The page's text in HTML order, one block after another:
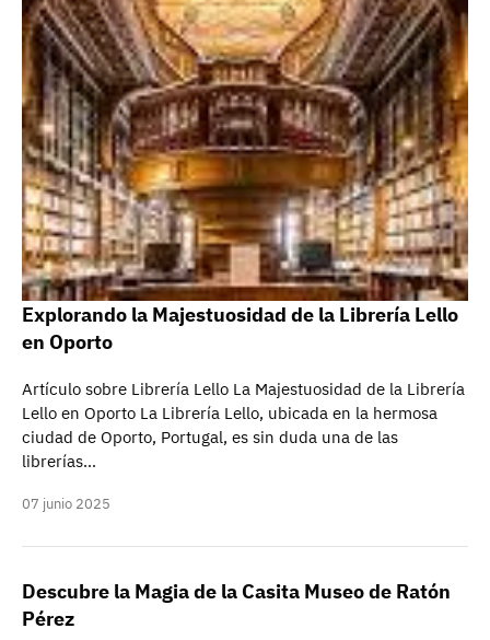
Explorando la Majestuosidad de la Librería Lello
en Oporto
Artículo sobre Librería Lello La Majestuosidad de la Librería
Lello en Oporto La Librería Lello, ubicada en la hermosa
ciudad de Oporto, Portugal, es sin duda una de las
librerías…
07 junio 2025
Descubre la Magia de la Casita Museo de Ratón
Pérez